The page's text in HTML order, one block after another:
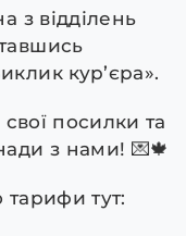
з відділень
кур’єра».
посилки та
з нами! 💌🍁
тут: